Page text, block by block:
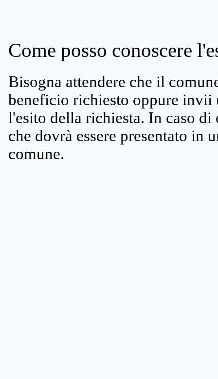
Come posso conoscere
Bisogna attendere che il
beneficio richiesto oppure invii
l'esito della richiesta. In caso
che dovrà essere presentato in
comune.